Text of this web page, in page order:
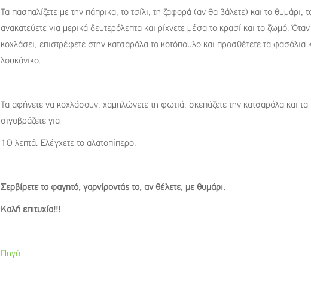
Τα πασπαλίζετε με την πάπρικα, το τσίλι, τη ζαφορά (αν θα βάλετε) και το θυμάρι,
ανακατεύετε για μερικά δευτερόλεπτα και ρίχνετε μέσα το κρασί και το ζωμό.
κοχλάσει, επιστρέφετε στην κατσαρόλα το κοτόπουλο και προσθέτετε τα φασόλια
λουκάνικο.
Τα αφήνετε να κοχλάσουν, χαμηλώνετε τη φωτιά, σκεπάζετε την κατσαρόλα και τα
σιγοβράζετε για
10 λεπτά. Ελέγχετε το αλατοπίπερο.
Σερβίρετε το φαγητό, γαρνίροντάς το, αν θέλετε, με θυμάρι.
Καλή επιτυχία!!!
Πηγή